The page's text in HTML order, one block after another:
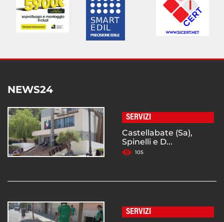
NEWS24
SERVIZI
Castellabate (Sa),
Spinelli e D...
105
SERVIZI